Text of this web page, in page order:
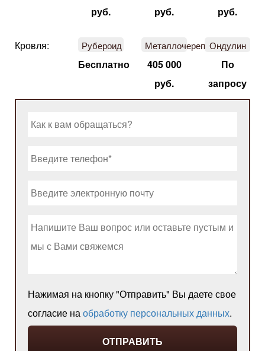
руб.
руб.
руб.
Кровля: Рубероид
Бесплатно
Металлочерепица
405 000
руб.
Ондулин
По
запросу
Нажимая на кнопку "Отправить" Вы даете свое
согласие на обработку персональных данных.